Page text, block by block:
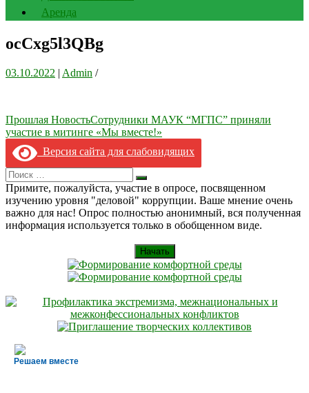
Аренда
ocCxg5l3QBg
03.10.2022 | Admin /
Навигация
по
записям
Прошлая НовостьСотрудники МАУК “МГПС” приняли
участие в митинге «Мы вместе!»
Версия сайта для слабовидящих
Search
for:
Искать
Примите, пожалуйста, участие в опросе, посвященном
изучению уровня "деловой" коррупции. Ваше мнение очень
важно для нас! Опрос полностью анонимный, вся полученная
информация используется только в обобщенном виде.
Начать
Решаем вместе